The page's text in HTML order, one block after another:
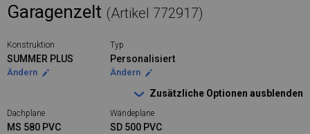
Garagenzelt (Artikel 772917)
Konstruktion
SUMMER PLUS
Ändern
Typ
Personalisiert
Ändern
Zusätzliche Optionen ausblenden
Dachplane
MS 580 PVC
Wändeplane
SD 500 PVC